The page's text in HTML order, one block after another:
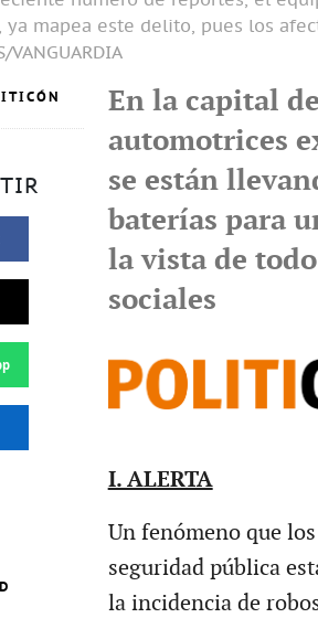
ya mapea este delito, pues los
VANGUARDIA
En la capital
automotrices
se están
baterías para
la vista de
sociales
I. ALERTA
Un fenómeno que
seguridad pública
la incidencia de